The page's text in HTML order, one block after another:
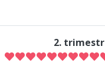
2. trimestr